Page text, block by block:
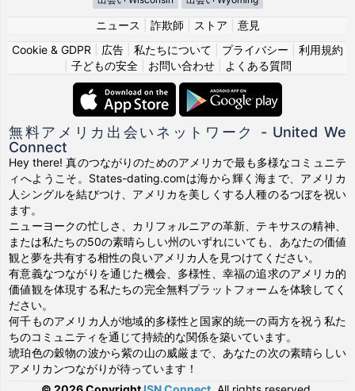
ニュース 詐欺師 ストア
意見
Cookie & GDPR
広告 私たちについて プライバシー
利用規約
子どもの安全| お問い合わせ| よくある質問
無料アメリカ出会いネットワーク - United We
Connect
Hey there! 真のつながりのためのアメリカで最も多様なコミュニテ
ィへようこそ。States-dating.comは海から輝く海まで、アメリカ
人シングルを結びつけ、アメリカを美しくする人種のるつぼを祝い
ます。
ニューヨークの忙しさ、カリフォルニアの革新、テキサスの精神、
または私たちの50の素晴らしい州のいずれにいても、あなたの価値
観と夢を共有する相性の良いアメリカ人を見つけてください。
有意義なつながりを通じた機会、多様性、幸福の追求のアメリカ的
価値観を体現する私たちの完全無料プラットフォームを体験してく
ださい。
何千ものアメリカ人が地域的多様性と国家的統一の両方を祝う私た
ちのコミュニティを通じて持続的な関係を築いています。
琥珀色の穀物の波から紫の山の威厳まで、あなたの次の素晴らしい
アメリカンつながりが待っています！